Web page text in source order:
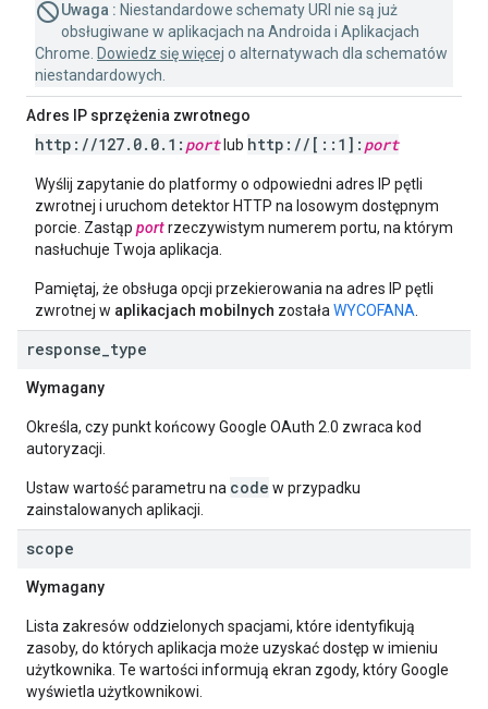
Uwaga : Niestandardowe schematy URI nie są już
obsługiwane w aplikacjach na Androida i Aplikacjach
Chrome. Dowiedz się więcej o alternatywach dla schematów
niestandardowych.
Adres IP sprzężenia zwrotnego
http: //127. 0. 0. 1: portlub http: // [ :: 1]: port
Wyślij zapytanie do platformy o odpowiedni adres IP pętli
zwrotnej i uruchom detektor HTTP na losowym dostępnym
porcie. Zastąp portrzeczywistym numerem portu, na którym
nasłuchuje Twoja aplikacja.
Pamiętaj, że obsługa opcji przekierowania na adres IP pętli
zwrotnej w aplikacjach mobilnych została WYCOFANA
response type
Wymagany
Określa, czy punkt końcowy Google OAuth 2.0 zwraca kod
autoryzacji.
Ustaw wartość parametru na code w przypadku
zainstalowanych aplikacji.
scope
Wymagany
Lista zakresów oddzielonych spacjami, które identyfikują
zasoby, do których aplikacja może uzyskać dostęp w imieniu
użytkownika. Te wartości informują ekran zgody, który Google
wyświetla użytkownikowi.